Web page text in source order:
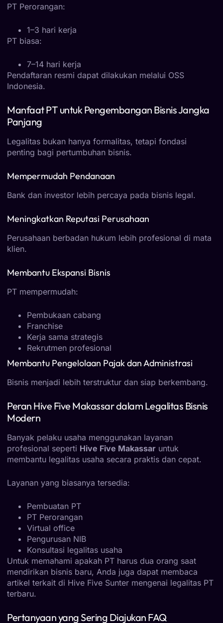
PT Perorangan:
1–3 hari kerja
PT biasa:
7–14 hari kerja
Pendaftaran resmi dapat dilakukan melalui OSS
Indonesia.
Manfaat PT untuk Pengembangan Bisnis Jangka
Panjang
Legalitas bukan hanya formalitas, tetapi fondasi
penting bagi pertumbuhan bisnis.
Mempermudah Pendanaan
Bank dan investor lebih percaya pada bisnis legal.
Meningkatkan Reputasi Perusahaan
Perusahaan berbadan hukum lebih profesional di mata
klien.
Membantu Ekspansi Bisnis
PT mempermudah:
Pembukaan cabang
Franchise
Kerja sama strategis
Rekrutmen profesional
Membantu Pengelolaan Pajak dan Administrasi
Bisnis menjadi lebih terstruktur dan siap berkembang.
Peran Hive Five Makassar dalam Legalitas Bisnis
Modern
Banyak pelaku usaha menggunakan layanan
profesional seperti Hive Five Makassar untuk
membantu legalitas usaha secara praktis dan cepat.
Layanan yang biasanya tersedia:
Pembuatan PT
PT Perorangan
Virtual office
Pengurusan NIB
Konsultasi legalitas usaha
Untuk memahami apakah PT harus dua orang saat
mendirikan bisnis baru, Anda juga dapat membaca
artikel terkait di Hive Five Sunter mengenai legalitas PT
terbaru.
Pertanyaan yang Sering Diajukan FAQ